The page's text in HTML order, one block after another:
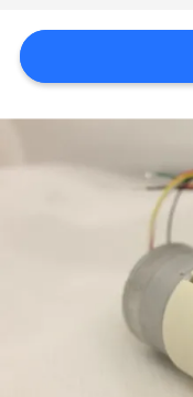
PLAN
DU
SITE